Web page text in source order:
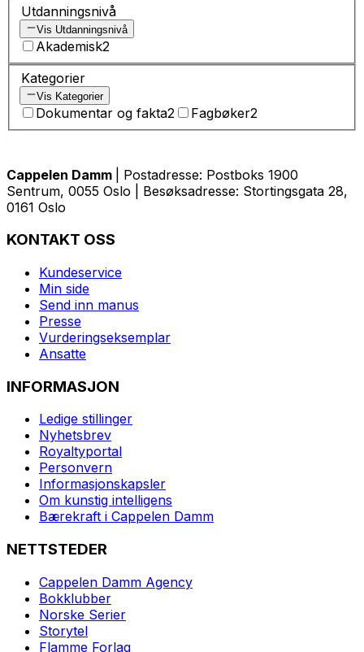
Utdanningsnivå
Vis Utdanningsnivå
Akademisk2
Kategorier
Vis Kategorier
Dokumentar og fakta2 Fagbøker2
Cappelen Damm
| Postadresse: Postboks 1900
Sentrum, 0055 Oslo | Besøksadresse: Stortingsgata 28,
0161 Oslo
KONTAKT OSS
Kundeservice
Min side
Send inn manus
Presse
Vurderingseksemplar
Ansatte
INFORMASJON
Ledige stillinger
Nyhetsbrev
Royaltyportal
Personvern
Informasjonskapsler
Om kunstig intelligens
Bærekraft i Cappelen Damm
NETTSTEDER
Cappelen Damm Agency
Bokklubber
Norske Serier
Storytel
Flamme Forlag